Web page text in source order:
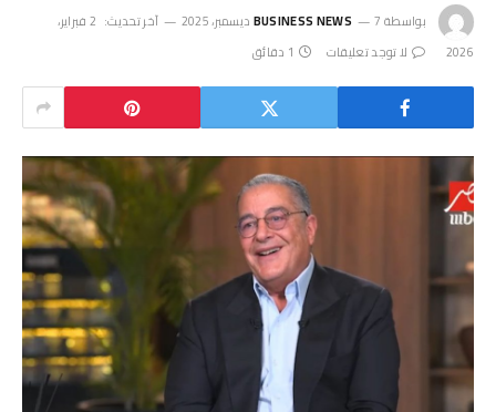
بواسطة BUSINESS NEWS 7 ديسمبر، 2025 آخر تحديث:
2 فبراير،
2026
لا توجد تعليقات 1 دقائق